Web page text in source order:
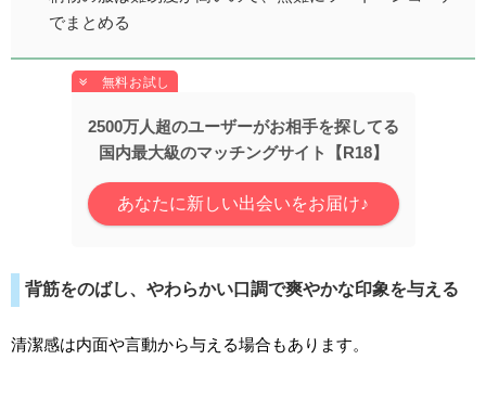
でまとめる
2500万人超のユーザーがお相手を探してる
国内最大級のマッチングサイト【R18】
あなたに新しい出会いをお届け♪
背筋をのばし、やわらかい口調で爽やかな印象を与える
清潔感は内面や言動から与える場合もあります。